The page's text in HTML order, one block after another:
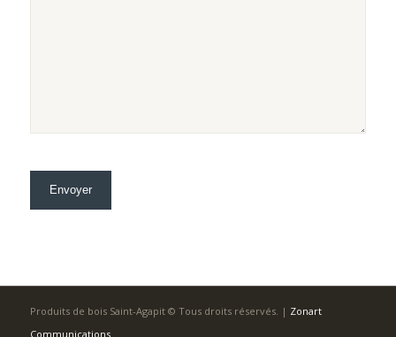
Produits de bois Saint-Agapit © Tous droits réservés. | Zonart
Communications